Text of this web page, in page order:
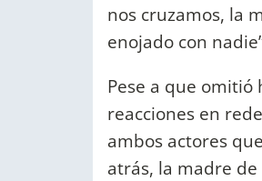
nos cruzamos, la
enojado con
Pese a que omitió
reacciones en
ambos actores
atrás, la madre